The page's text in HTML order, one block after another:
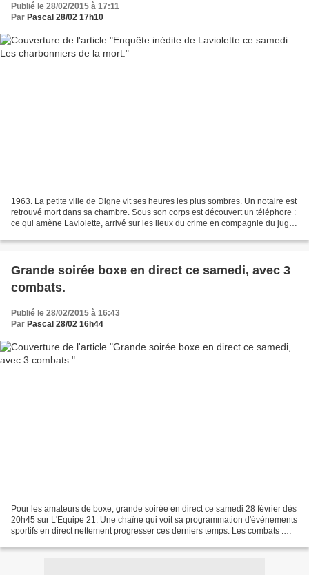
Publié le 28/02/2015 à 17:11
Par Pascal 28/02 17h10
1963. La petite ville de Digne vit ses heures les plus sombres. Un notaire est
retrouvé mort dans sa chambre. Sous son corps est découvert un téléphore :
ce qui amène Laviolette, arrivé sur les lieux du crime en compagnie du juge,
Grande soirée boxe en direct ce samedi, avec 3
combats.
Publié le 28/02/2015 à 16:43
Par Pascal 28/02 16h44
Pour les amateurs de boxe, grande soirée en direct ce samedi 28 février dès
20h45 sur L'Equipe 21. Une chaîne qui voit sa programmation d'évènements
sportifs en direct nettement progresser ces derniers temps. Les combats :